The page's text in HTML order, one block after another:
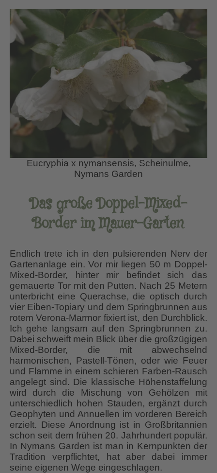
Eucryphia x nymansensis, Scheinulme,
Nymans Garden
Das große Doppel-Mixed-
Border im Mauer-Garten
Endlich trete ich in den pulsierenden Nerv der
Gartenanlage ein. Vor mir liegen 50 m Doppel-
Mixed-Border, hinter mir befindet sich das
gemauerte Tor mit den Putten. Nach 25 Metern
unterbricht eine Querachse, die optisch durch
vier Eiben-Topiary und dem Springbrunnen aus
rotem Verona-Marmor fixiert ist, den Durchblick.
Ich gehe langsam auf den Springbrunnen zu.
Dabei schweift mein Blick über die großzügigen
Mixed-Border, die mit abwechselnd
harmonischen, Pastell-Tönen, oder wie Feuer
und Flamme in einem schieren Farben-Rausch
angelegt sind. Die klassische Höhenstaffelung
wird durch die Mischung von Gehölzen mit
unterschiedlich hohen Stauden, ergänzt durch
Geophyten und Annuellen im vorderen Bereich
erzielt. Diese Anordnung ist in Großbritannien
schon seit dem frühen 20. Jahrhundert populär.
In Nymans Garden ist man in Kernpunkten der
Tradition verpflichtet, hat aber dabei immer
seine eigenen Wege eingeschlagen.